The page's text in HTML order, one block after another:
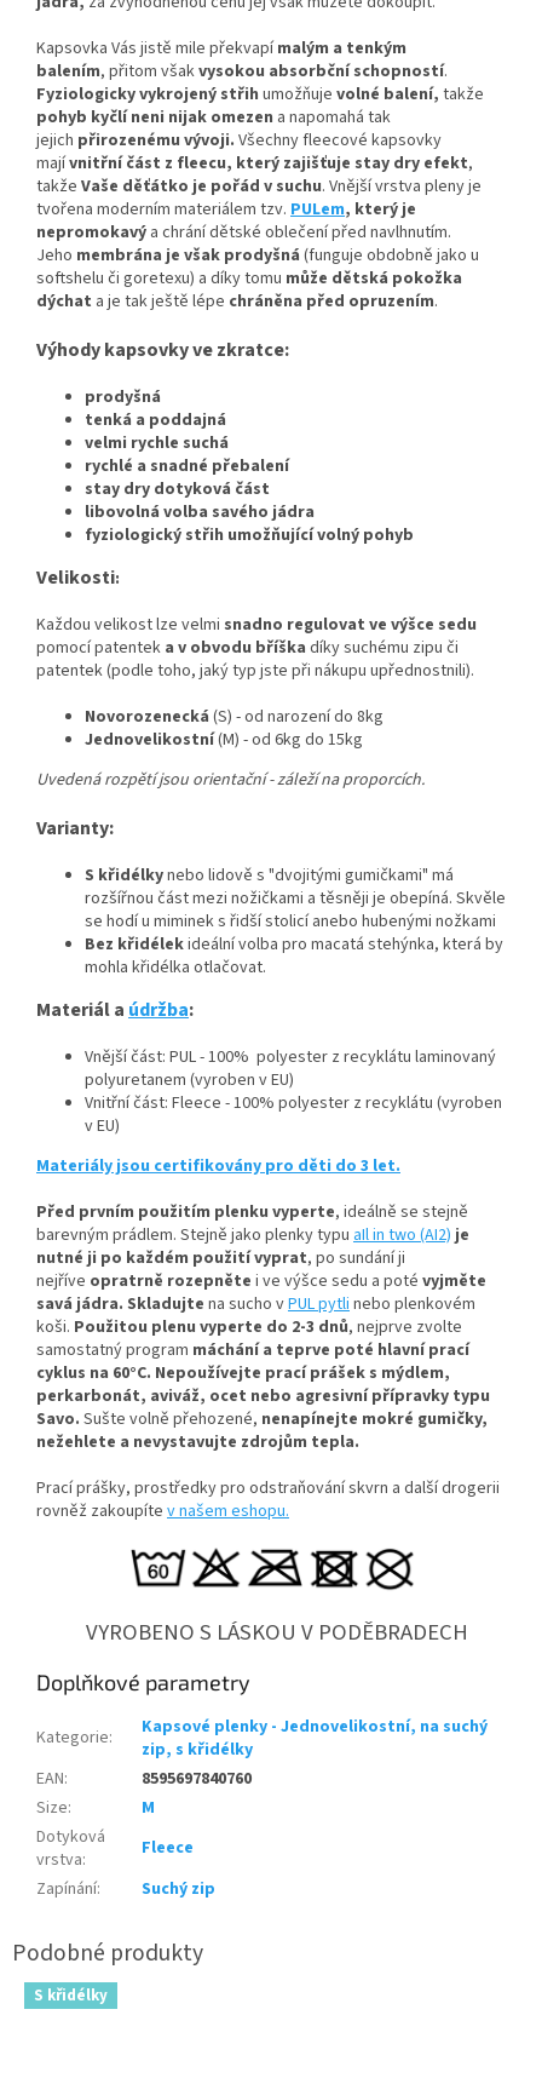
Kapsovka Vás jistě mile překvapímalým a tenkým
balením, přitom všakvysokou absorbční schopností.
Fyziologicky vykrojený střih umožňuje volné balení, takže
pohyb kyčlí neni nijak omezen a napomahá tak
jejich přirozenému vývoji. Všechny fleecové kapsovky
majívnitřní část z fleecu, který zajišťuje stay dry efekt,
takže Vaše děťátko je pořád v suchu. Vnější vrstva pleny je
tvořena moderním materiálem tzv. PULem, který je
nepromokavý a chrání dětské oblečení před navlhnutím.
Jeho membrána je však prodyšná (funguje obdobně jako u
softshelu či goretexu) a díky tomu může dětská pokožka
dýchat a je tak ještě lépe chráněna před opruzením.
Výhody kapsovky ve zkratce:
prodyšná
tenká a poddajná
velmi rychle suchá
rychlé a snadné přebalení
stay dry dotyková část
libovolná volba savého jádra
fyziologický střih umožňující volný pohyb
Velikosti:
Každou velikost lze velmi snadno regulovat ve výšce sedu
pomocí patentek a v obvodu bříška díky suchému zipu či
patentek (podle toho, jaký typ jste při nákupu upřednostnili).
Novorozenecká (S) - od narození do 8kg
Jednovelikostní(M) - od 6kg do 15kg
Uvedená rozpětí jsou orientační - záleží na proporcích.
Varianty:
S křidélkynebo lidově s "dvojitými gumičkami" má
rozšířnou část mezi nožičkami a těsněji je obepíná. Skvěle
se hodí u miminek s řidší stolicí anebo hubenými nožkami
Bez křidélekideální volba pro macatá stehýnka, která by
mohla křidélka otlačovat.
Materiál a údržba:
Vnější část: PUL - 100% polyester z recyklátu laminovaný
polyuretanem (vyroben v EU)
Vnitřní část: Fleece - 100% polyester z recyklátu (vyroben
v EU)
Materiály jsou certifikovány pro děti do 3 let.
Před prvním použitím plenku vyperte, ideálně se stejně
barevným prádlem. Stejně jako plenky typu aIl in two (AI2) je
nutné ji po každém použití vyprat, po sundání ji
nejříve opratrně rozepněte i ve výšce sedu a poté vyjměte
savá jádra. Skladujte na sucho vPUL pytlinebo plenkovém
koši. Použitou plenu vyperte do 2-3 dnů, nejprve zvolte
samostatný program máchání a teprve poté hlavní prací
cyklus na 60°C. Nepoužívejte prací prášek s mýdlem,
perkarbonát, aviváž, ocet nebo agresivní přípravky typu
Savo. Sušte volně přehozené, nenapínejte mokré gumičky,
nežehlete a nevystavujte zdrojům tepla.
Prací prášky, prostředky pro odstraňování skvrn a další drogerii
rovněž zakoupíte v našem eshopu.
VYROBENO S LÁSKOU V PODĚBRADECH
Doplňkové parametry
Kategorie:
Kapsové plenky - Jednovelikostní, na suchý
zip, s křidélky
EAN:
8595697840760
Size:
M
Dotyková
vrstva:
Fleece
Zapínání: Suchý zip
S křidélky